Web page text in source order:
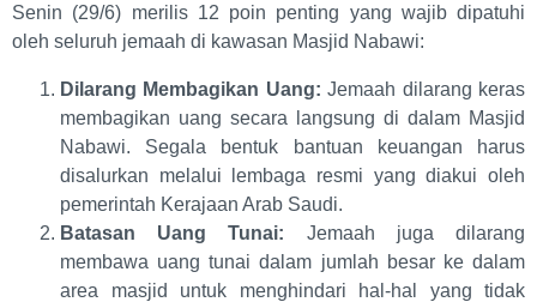
Senin (29/6) merilis 12 poin penting yang wajib dipatuhi
oleh seluruh jemaah di kawasan Masjid Nabawi:
Dilarang Membagikan Uang: Jemaah dilarang keras
membagikan uang secara langsung di dalam Masjid
Nabawi. Segala bentuk bantuan keuangan harus
disalurkan melalui lembaga resmi yang diakui oleh
pemerintah Kerajaan Arab Saudi.
Batasan Uang Tunai: Jemaah juga dilarang
membawa uang tunai dalam jumlah besar ke dalam
area masjid untuk menghindari hal-hal yang tidak